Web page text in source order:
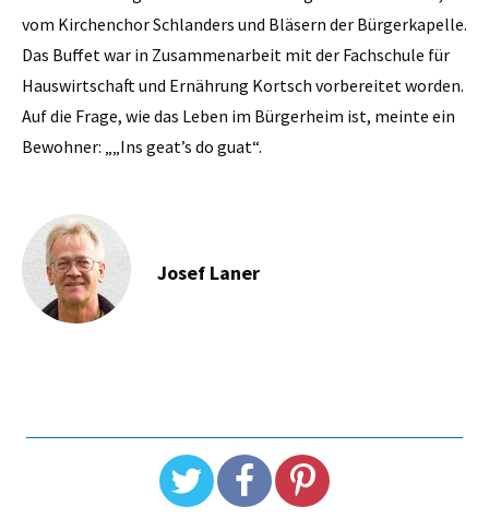
vom Kirchenchor Schlanders und Bläsern der Bürgerkapelle.
Das Buffet war in Zusammenarbeit mit der Fachschule für
Hauswirtschaft und Ernährung Kortsch vorbereitet worden.
Auf die Frage, wie das Leben im Bürgerheim ist, meinte ein
Bewohner: „„Ins geat’s do guat“.
Josef Laner